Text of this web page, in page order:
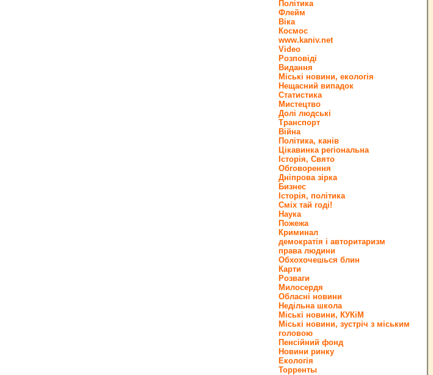
Політика
Флейм
Віка
Космос
www.kaniv.net
Video
Розповіді
Видання
Міські новини, екологія
Нещасний випадок
Статистика
Мистецтво
Долі людські
Транспорт
Війна
Політика, канів
Цікавинка регіональна
Історія, Свято
Обговорення
Дніпрова зірка
Бизнес
Історія, політика
Сміх тай годі!
Наука
Пожежа
Криминал
демократія і авторитаризм
права людини
Обхохочешься блин
Карти
Розваги
Милосердя
Обласні новини
Недільна школа
Міські новини, КУКіМ
Міські новини, зустріч з міським
головою
Пенсійний фонд
Новини ринку
Екологія
Торренты